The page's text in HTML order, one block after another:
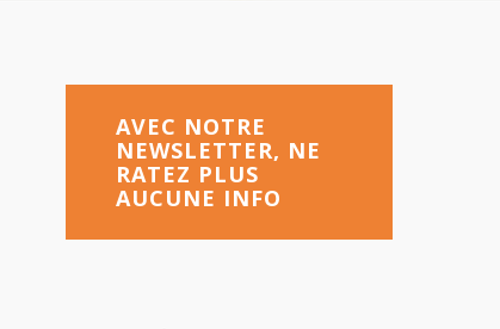
AVEC NOTRE
NEWSLETTER, NE
RATEZ PLUS
AUCUNE INFO